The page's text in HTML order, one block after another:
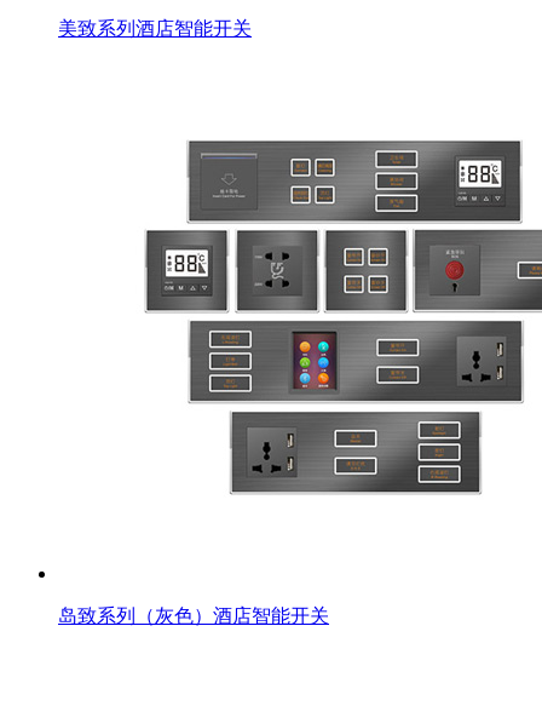
美致系列酒店智能开关
岛致系列（灰色）酒店智能开关